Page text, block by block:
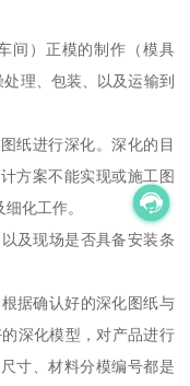
）正模的制作（模具
理、包装、以及运输到
纸进行深化。深化的目
方案不能实现或施工图
化工作。
及现场是否具备安装条
据确认好的深化图纸与
深化模型，对产品进行
寸、材料分模编号都是